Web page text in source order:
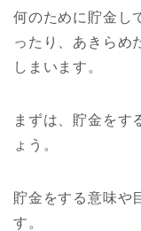
何のために貯金し
ったり、あきらめ
しまいます。
まずは、貯金をす
ょう。
貯金をする意味や
す。